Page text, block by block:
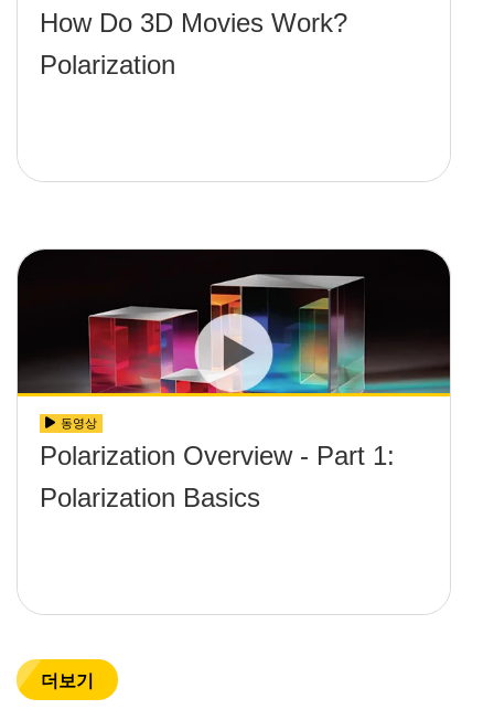
How Do 3D Movies Work?
Polarization
동영상
Polarization Overview - Part 1:
Polarization Basics
더보기